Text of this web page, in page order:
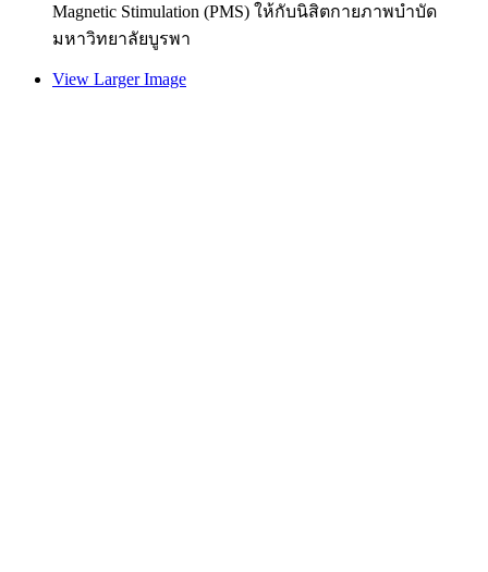
Magnetic Stimulation (PMS) ให้กับนิสิตกายภาพบำบัด
มหาวิทยาลัยบูรพา
View Larger Image